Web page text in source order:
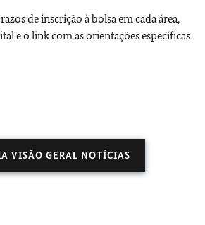
de inscrição à bolsa em cada área,
e o link com as orientações específicas
VISÃO GERAL NOTÍCIAS